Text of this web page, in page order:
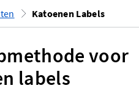
Katoenen Labels
voor
labels